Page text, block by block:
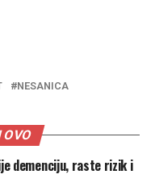
NESANICA
OVO
demenciju, raste rizik i